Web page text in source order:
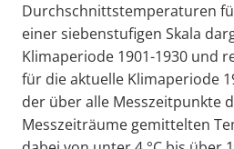
Durchschnittstemperaturen
einer siebenstufigen Skala
Klimaperiode 1901-1930 und
für die aktuelle Klimaperiode
der über alle Messzeitpunkte
Messzeiträume gemittelten